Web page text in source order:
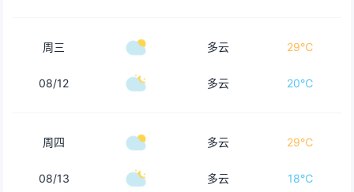
周三 多云 29℃
08/12 多云 20℃
周四 多云 29℃
08/13 多云 18℃